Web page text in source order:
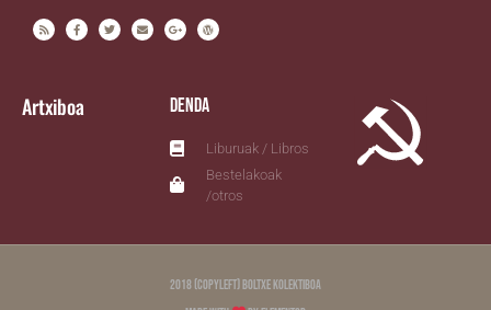
Artxiboa Denda
Liburuak / Libros
Bestelakoak
/otros
2018 (copyleft) Boltxe Kolektiboa